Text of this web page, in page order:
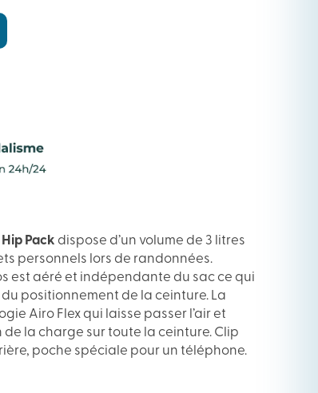
Hip Pack dispose d’un volume de 3 litres
personnels lors de randonnées.
est aéré et indépendante du sac ce qui
positionnement de la ceinture. La
Airo Flex qui laisse passer l’air et
la charge sur toute la ceinture. Clip
poche spéciale pour un téléphone.